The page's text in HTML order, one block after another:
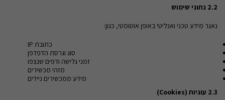
2.2 נתוני שימוש
נאגר מידע טכני ואנליטי באופן אוטומטי, כגון:
כתובת IP
סוג וגרסת הדפדפן
זמני גלישה ודפים שנצפו
מזהי מכשירים
מידע ממכשירים ניידים
2.3 עוגיות (Cookies)